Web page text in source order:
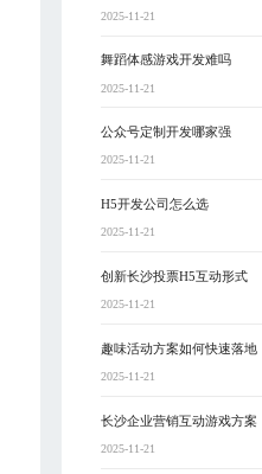
2025-11-21
舞蹈体感游戏开发难吗
2025-11-21
公众号定制开发哪家强
2025-11-21
H5开发公司怎么选
2025-11-21
创新长沙投票H5互动形式
2025-11-21
趣味活动方案如何快速落地
2025-11-21
长沙企业营销互动游戏方案
2025-11-21